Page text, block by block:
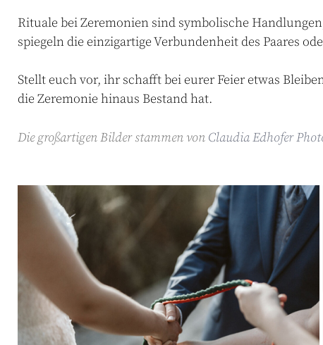
RitualebeiZeremonien sind symbolische Handlungen
spiegeln die einzigartigeVerbundenheit des Paares
Stellt euchvor, ihr schafftbei eurer Feier etwas
dieZeremoniehinaus Bestandhat.
Die großartigen Bilder stammen von Claudia Edhofer